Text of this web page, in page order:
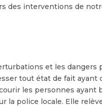
des interventions de
et les dangers
tout état de fait ayant
les personnes ayant
la police locale. Elle